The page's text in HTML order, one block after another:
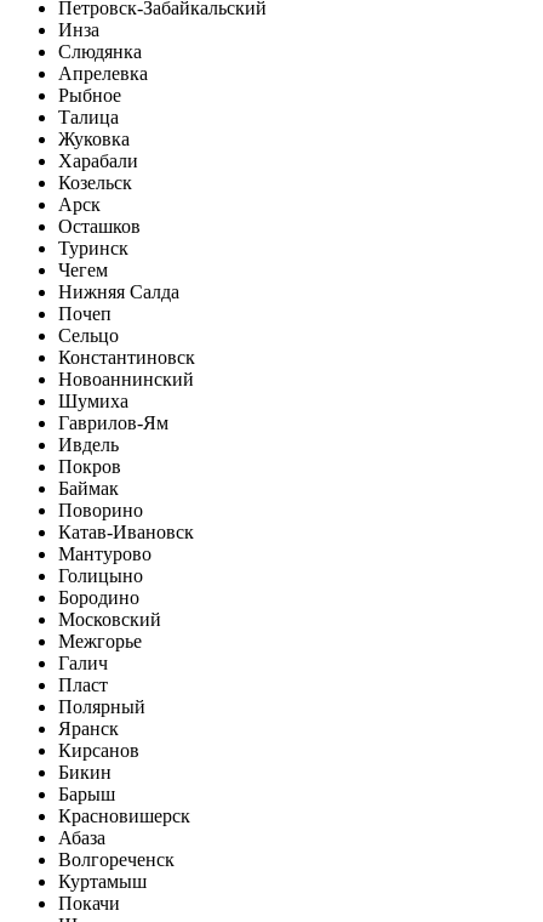
Петровск-Забайкальский
Инза
Слюдянка
Апрелевка
Рыбное
Талица
Жуковка
Харабали
Козельск
Арск
Осташков
Туринск
Чегем
Нижняя Салда
Почеп
Сельцо
Константиновск
Новоаннинский
Шумиха
Гаврилов-Ям
Ивдель
Покров
Баймак
Поворино
Катав-Ивановск
Мантурово
Голицыно
Бородино
Московский
Межгорье
Галич
Пласт
Полярный
Яранск
Кирсанов
Бикин
Барыш
Красновишерск
Абаза
Волгореченск
Куртамыш
Покачи